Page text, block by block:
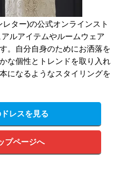
ター)の公式オンラインスト
ルアイテムやルームウェア
。自分自身のためにお洒落を
な個性とトレンドを取り入れ
になるようなスタイリングを
ドレスを見る
プページへ